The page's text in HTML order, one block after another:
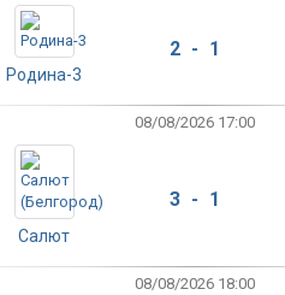
Родина-3
2 - 1
08/08/2026 17:00
Салют
3 - 1
08/08/2026 18:00